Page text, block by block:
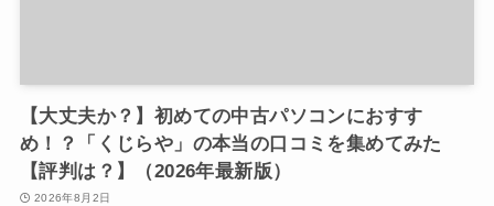
【大丈夫か？】初めての中古パソコンにおすす
め！？「くじらや」の本当の口コミを集めてみた
【評判は？】（2026年最新版）
2026年8月2日